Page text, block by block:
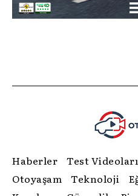
Haberler Test Videoları
Otoyaşam
Teknoloji